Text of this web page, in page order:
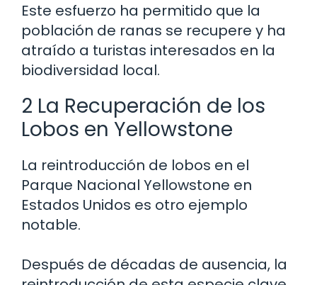
Este esfuerzo ha permitido que la
población de ranas se recupere y ha
atraído a turistas interesados en la
biodiversidad local.
2 La Recuperación de los
Lobos en Yellowstone
La reintroducción de lobos en el
Parque Nacional Yellowstone en
Estados Unidos es otro ejemplo
notable.
Después de décadas de ausencia, la